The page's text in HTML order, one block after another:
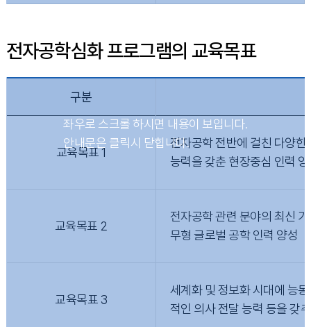
전자공학심화 프로그램의 교육목표
구분
교육목표 1
전자공학 전반에 걸친 다양
능력을 갖춘 현장중심 인력
교육목표 2
전자공학 관련 분야의 최신
무형 글로벌 공학 인력 양성
교육목표 3
세계화 및 정보화 시대에 능
적인 의사 전달 능력 등을 갖